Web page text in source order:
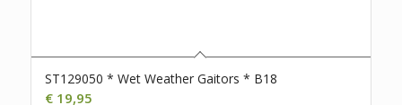
ST129050 * Wet Weather Gaitors * B18
€19,95